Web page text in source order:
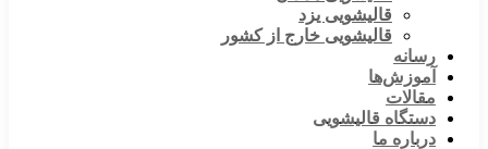
قالیشویی یزد
قالیشویی خارج از کشور
رسانه
آموزش‌ها
مقالات
دستگاه قالیشویی
درباره ما